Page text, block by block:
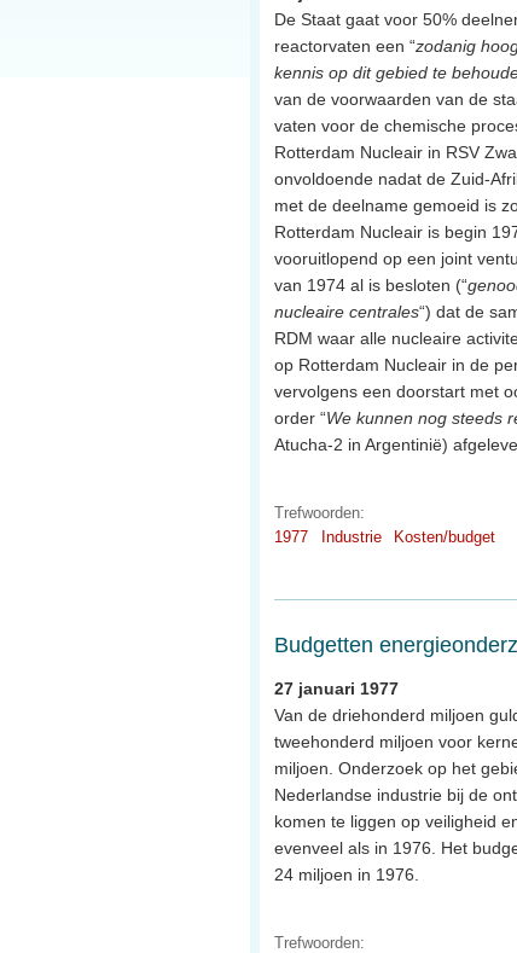
De Staat gaat voor 50%
reactorvaten een “zodanig
kennis op dit gebied te
van de voorwaarden van de
vaten voor de chemische
Rotterdam Nucleair in RSV
onvoldoende nadat de Zuid-
met de deelname gemoeid is
Rotterdam Nucleair is begin
vooruitlopend op een joint
van 1974 al is besloten (“
nucleaire centrales“) dat de
RDM waar alle nucleaire
op Rotterdam Nucleair in de
vervolgens een doorstart met
order “We kunnen nog steeds
Atucha-2 in Argentinië)
Trefwoorden:
1977
Industrie Kosten/budget
Budgetten
27 januari 1977
Van de driehonderd miljoen
tweehonderd miljoen voor
miljoen. Onderzoek op het
Nederlandse industrie bij de
komen te liggen op veiligheid
evenveel als in 1976. Het
24 miljoen in 1976.
Trefwoorden: